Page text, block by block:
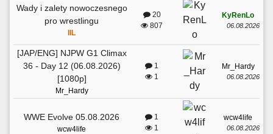
Wady i zalety nowoczesnego
pro wrestlingu
IIL
20
807
KyRenLo
06.08.2026
[JAP/ENG] NJPW G1 Climax
36 - Day 12 (06.08.2026)
[1080p]
Mr_Hardy
1
1
Mr_Hardy
06.08.2026
WWE Evolve 05.08.2026
wcw4life
1
1
wcw4life
06.08.2026